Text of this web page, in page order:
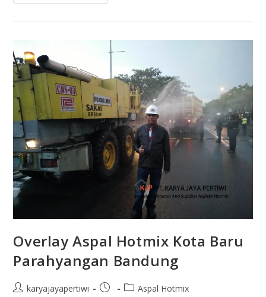
Overlay Aspal Hotmix Kota Baru
Parahyangan Bandung
karyajayapertiwi Aspal Hotmix